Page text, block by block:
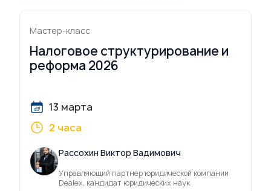
Мастер-класс
Налоговое структурирование и
реформа 2026
13 марта
2 часа
Рассохин Виктор Вадимович
Управляющий партнер юридической компании
Dealex, кандидат юридических наук